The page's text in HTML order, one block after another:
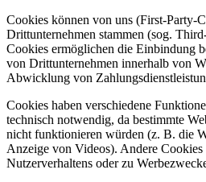
Cookies können von uns (First-Party-
Drittunternehmen stammen (sog.
Cookies ermöglichen die Einbindung
von Drittunternehmen innerhalb von
Abwicklung von
Cookies haben verschiedene
technisch notwendig, da bestimmte
nicht funktionieren würden (z. B. die
Anzeige von Videos). Andere
Nutzerverhaltens oder zu